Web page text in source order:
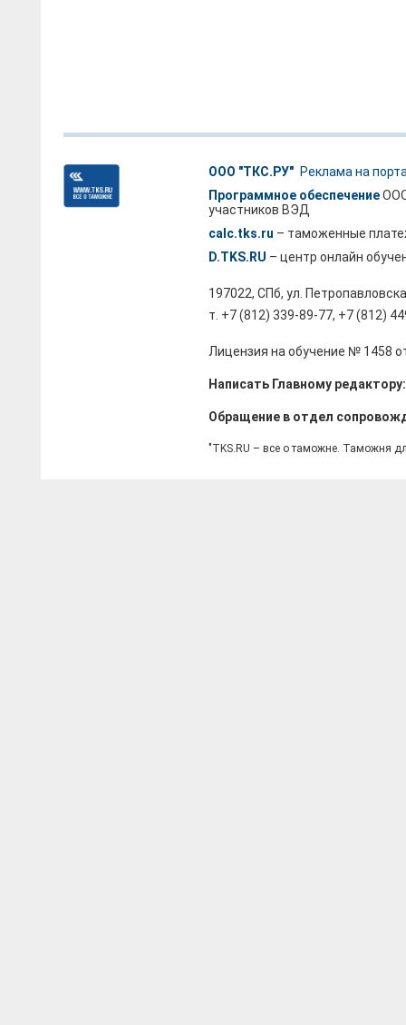
ООО "ТКС.РУ" Реклама на
Программное обеспечениеООО
участников ВЭД
calc.tks.ru – таможенные
D.TKS.RU – центр онлайн
197022, СПб, ул.
т. +7 (812) 339-89-77, +7 (812)
Лицензия на обучение № 1458
Написать Главному
Обращение в отдел
"TKS.RU – все о таможне. Таможня